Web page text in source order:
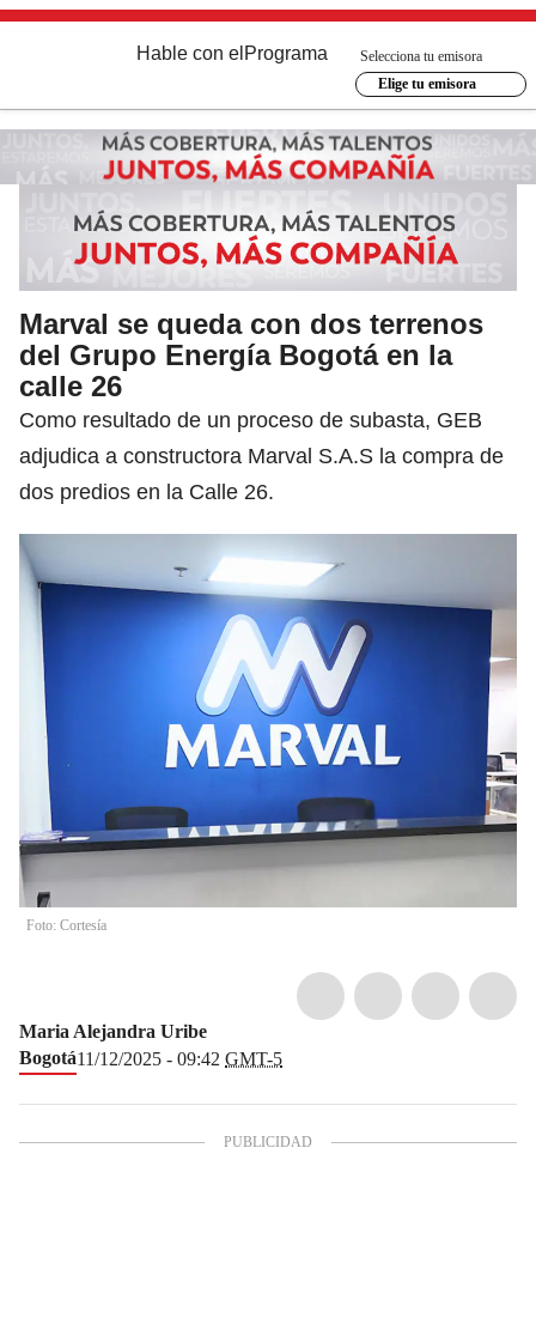
Hable con el Programa
Selecciona tu emisora
Elige tu emisora
Marval se queda con dos terrenos
del Grupo Energía Bogotá en la
calle 26
Como resultado de un proceso de subasta, GEB
adjudica a constructora Marval S.A.S la compra de
dos predios en la Calle 26.
Foto: Cortesía
Maria Alejandra Uribe
Bogotá11/12/2025 - 09:42 GMT-5